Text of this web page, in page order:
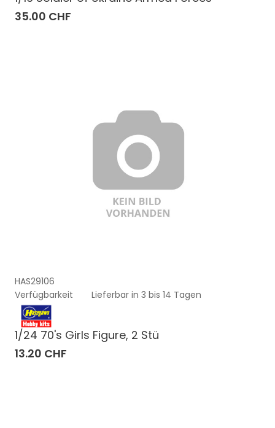
35.00 CHF
HAS29106
Verfügbarkeit
Lieferbar in 3 bis 14 Tagen
1/24 70's Girls Figure, 2 Stü
13.20 CHF